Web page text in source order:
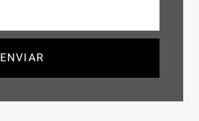
ENVIAR